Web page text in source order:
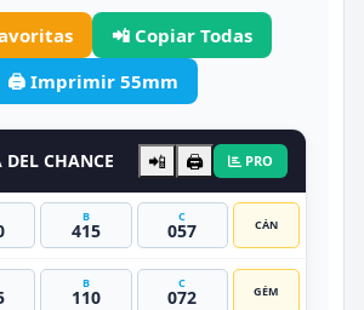
📲 Copiar Todas
🖨️ Imprimir 55mm
DEL CHANCE 📲 🖨️ PRO
B
415
C
057 CÁN
B
110
C
072 GÉM